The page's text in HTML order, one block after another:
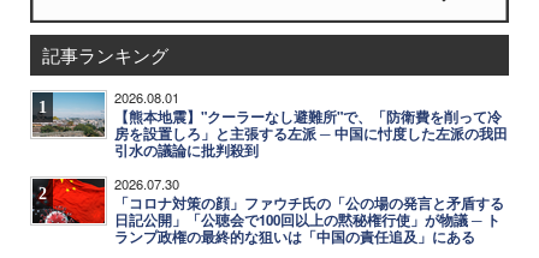
記事ランキング
1 2026.08.01
【熊本地震】"クーラーなし避難所"で、「防衛費を削って冷
房を設置しろ」と主張する左派 ─ 中国に忖度した左派の我田
引水の議論に批判殺到
2 2026.07.30
「コロナ対策の顔」ファウチ氏の「公の場の発言と矛盾する
日記公開」「公聴会で100回以上の黙秘権行使」が物議 ─ ト
ランプ政権の最終的な狙いは「中国の責任追及」にある